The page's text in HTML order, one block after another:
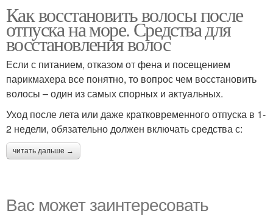
Как восстановить волосы после
отпуска на море. Средства для
восстановления волос
Если с питанием, отказом от фена и посещением
парикмахера все понятно, то вопрос чем восстановить
волосы – один из самых спорных и актуальных.
Уход после лета или даже кратковременного отпуска в 1-
2 недели, обязательно должен включать средства с:
читать дальше →
Вас может заинтересовать